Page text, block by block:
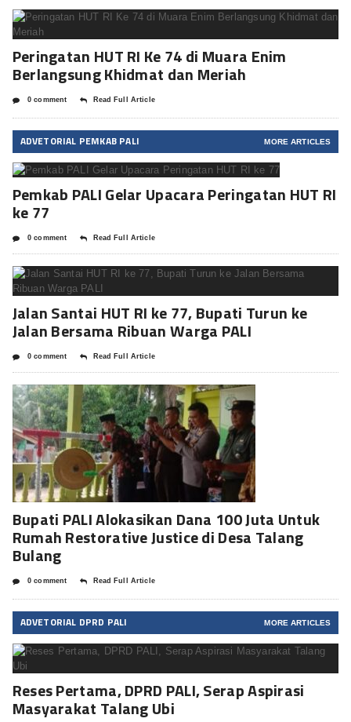
Peringatan HUT RI Ke 74 di Muara Enim
Berlangsung Khidmat dan Meriah
0 comment Read Full Article
ADVETORIAL PEMKAB PALI MORE ARTICLES
Pemkab PALI Gelar Upacara Peringatan HUT RI
ke 77
0 comment Read Full Article
Jalan Santai HUT RI ke 77, Bupati Turun ke
Jalan Bersama Ribuan Warga PALI
0 comment Read Full Article
Bupati PALI Alokasikan Dana 100 Juta Untuk
Rumah Restorative Justice di Desa Talang
Bulang
0 comment Read Full Article
ADVETORIAL DPRD PALI MORE ARTICLES
Reses Pertama, DPRD PALI, Serap Aspirasi
Masyarakat Talang Ubi